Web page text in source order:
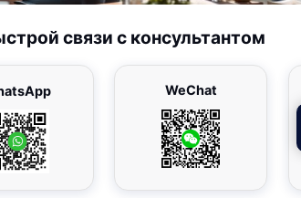
связи с консультантом
WeChat